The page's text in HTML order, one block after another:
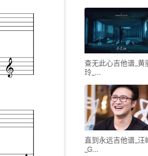
查无此心吉他谱_黄
玲_...
直到永远吉他谱_汪
_G...